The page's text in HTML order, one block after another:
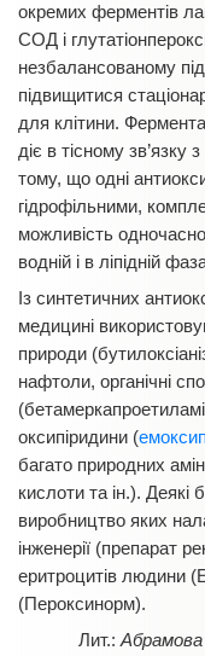
окремих ферментів
СОД і
незбалансованому
підвищитися
для клітини.
діє в тісному
тому, що одні
гідрофільними,
можливість
водній і в ліпідній
Із синтетичних
медицині
природи
нафтоли, органічні
оксипіридини (
багато природних
кислоти та ін.). Деякі
виробництво яких
інженерії (препарат
еритроцитів людини
(Пероксинорм).